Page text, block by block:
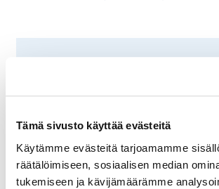
Tämä sivusto käyttää evästeitä
Käytämme evästeitä tarjoamamme
räätälöimiseen, sosiaalisen median
tukemiseen ja kävijämäärämme
Helsingin seudun
elinvoiman